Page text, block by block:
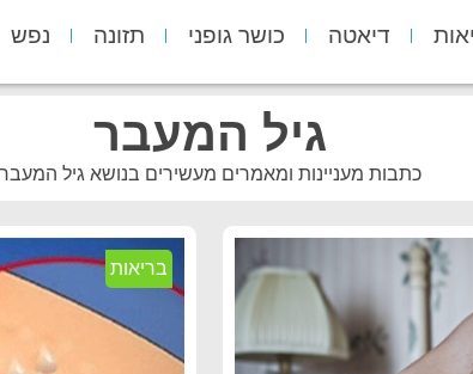
דיאטה כושר גופני תזונה נפש
גיל המעבר
כתבות מעניינות ומאמרים מעשירים בנושא גיל המעבר
בריאות